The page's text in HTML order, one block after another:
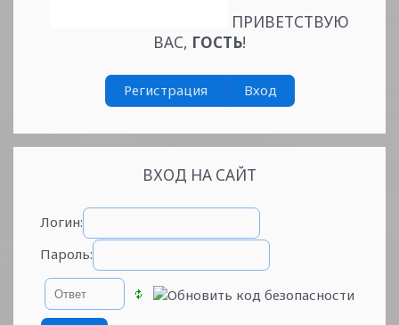
ПРИВЕТСТВУЮ
ВАС, ГОСТЬ!
Регистрация Вход
ВХОД НА САЙТ
Логин:
Пароль: